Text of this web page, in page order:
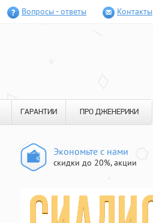
Вопросы - ответы Контакты
ГАРАНТИИ ПРО ДЖЕНЕРИКИ
Экономьте с нами
скидки до 20%, акции